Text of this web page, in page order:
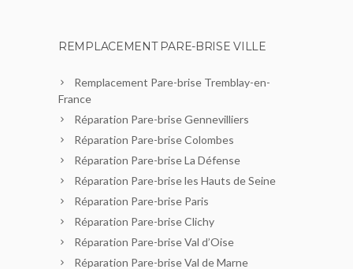
REMPLACEMENT PARE-BRISE VILLE
Remplacement Pare-brise Tremblay-en-
France
Réparation Pare-brise Gennevilliers
Réparation Pare-brise Colombes
Réparation Pare-brise La Défense
Réparation Pare-brise les Hauts de Seine
Réparation Pare-brise Paris
Réparation Pare-brise Clichy
Réparation Pare-brise Val d’Oise
Réparation Pare-brise Val de Marne